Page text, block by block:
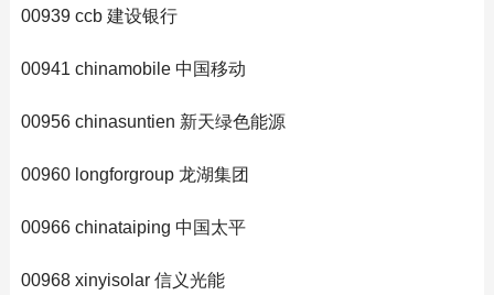
00939 ccb 建设银行
00941 chinamobile 中国移动
00956 chinasuntien 新天绿色能源
00960 longforgroup 龙湖集团
00966 chinataiping 中国太平
00968 xinyisolar 信义光能